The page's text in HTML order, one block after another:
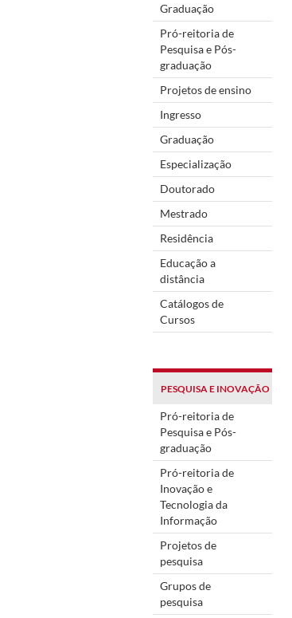
Graduação
Pró-reitoria de
Pesquisa e Pós-
graduação
Projetos de ensino
Ingresso
Graduação
Especialização
Doutorado
Mestrado
Residência
Educação a
distância
Catálogos de
Cursos
PESQUISA E INOVAÇÃO
Pró-reitoria de
Pesquisa e Pós-
graduação
Pró-reitoria de
Inovação e
Tecnologia da
Informação
Projetos de
pesquisa
Grupos de
pesquisa